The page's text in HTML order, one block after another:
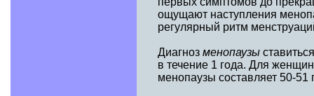
ощущают наступления
регулярный ритм
Диагноз менопаузы
в течение 1 года. Для
менопаузы составляет 50-51